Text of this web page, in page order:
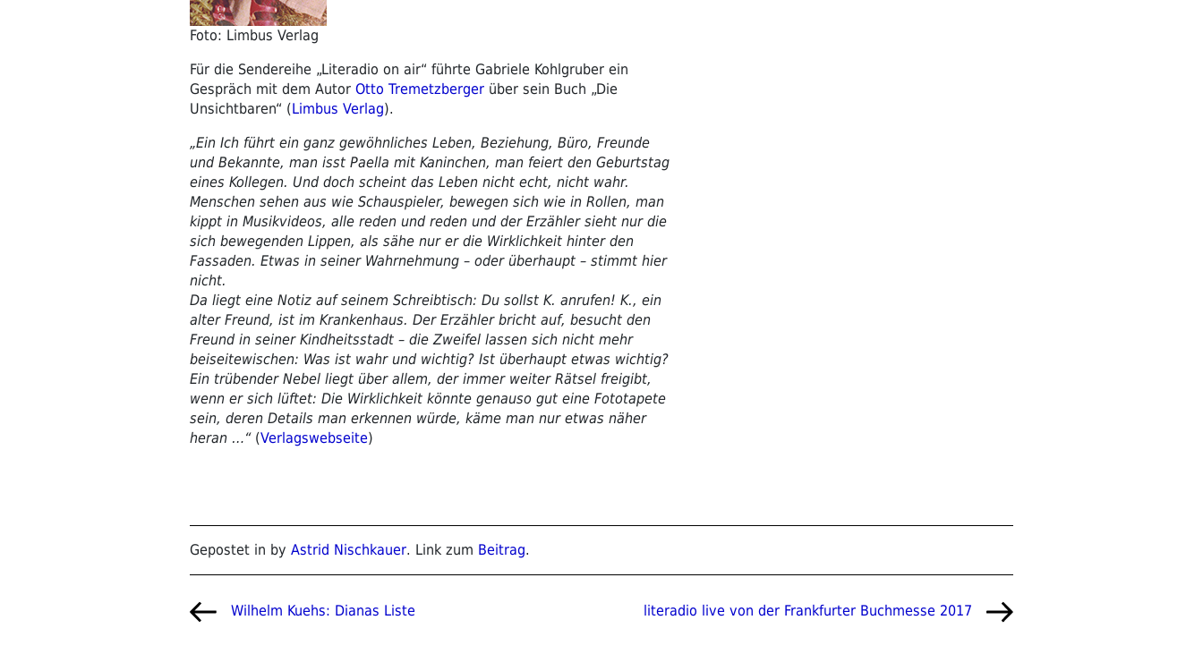
Foto: Limbus Verlag
Für die Sendereihe „Literadio on air“ führte Gabriele Kohlgruber ein
Gespräch mit dem Autor Otto Tremetzberger über sein Buch „Die
Unsichtbaren“ (Limbus Verlag).
„Ein Ich führt ein ganz gewöhnliches Leben, Beziehung, Büro, Freunde
und Bekannte, man isst Paella mit Kaninchen, man feiert den Geburtstag
eines Kollegen. Und doch scheint das Leben nicht echt, nicht wahr.
Menschen sehen aus wie Schauspieler, bewegen sich wie in Rollen, man
kippt in Musikvideos, alle reden und reden und der Erzähler sieht nur die
sich bewegenden Lippen, als sähe nur er die Wirklichkeit hinter den
Fassaden. Etwas in seiner Wahrnehmung – oder überhaupt – stimmt hier
nicht.
Da liegt eine Notiz auf seinem Schreibtisch: Du sollst K. anrufen! K., ein
alter Freund, ist im Krankenhaus. Der Erzähler bricht auf, besucht den
Freund in seiner Kindheitsstadt – die Zweifel lassen sich nicht mehr
beiseitewischen: Was ist wahr und wichtig? Ist überhaupt etwas wichtig?
Ein trübender Nebel liegt über allem, der immer weiter Rätsel freigibt,
wenn er sich lüftet: Die Wirklichkeit könnte genauso gut eine Fototapete
sein, deren Details man erkennen würde, käme man nur etwas näher
heran …“(Verlagswebseite)
Gepostet in by Astrid Nischkauer. Link zum Beitrag.
Beitragsnavigation
BeitragWilhelm Kuehs: Dianas Liste
Beitrag
literadio live von der Frankfurter Buchmesse 2017